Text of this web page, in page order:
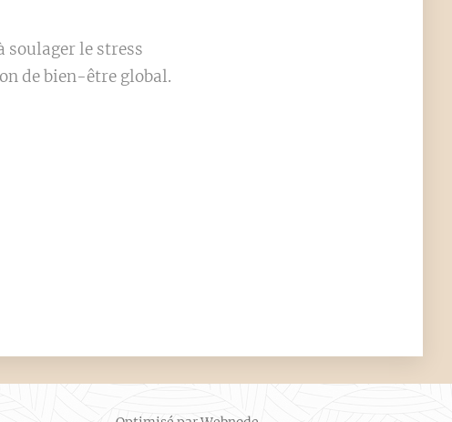
soulager le stress
de bien-être global.